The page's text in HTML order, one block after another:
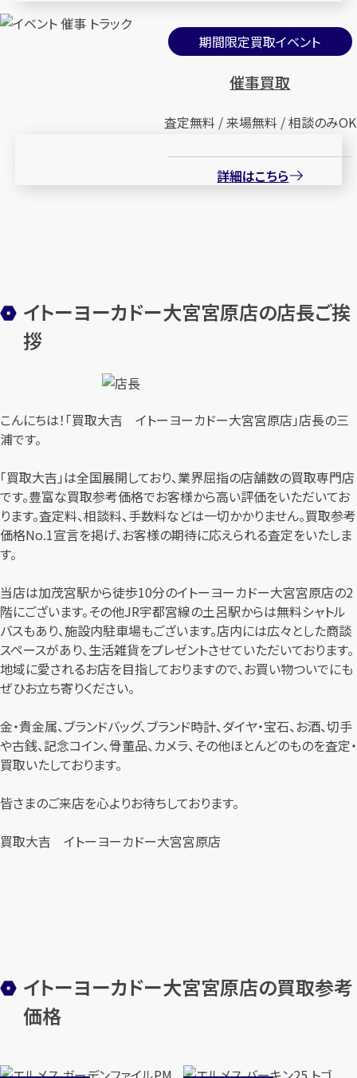
期間限定買取イベント
催事買取
査定無料 / 来場無料 / 相談のみOK
詳細はこちら
イトーヨーカドー大宮宮原店の店長ご挨
拶
こんにちは！「買取大吉 イトーヨーカドー大宮宮原店」店長の三
浦です。
「買取大吉」は全国展開しており、業界屈指の店舗数の買取専門店
です。豊富な買取参考価格でお客様から高い評価をいただいてお
ります。査定料、相談料、手数料などは一切かかりません。買取参考
価格No.1宣言を掲げ、お客様の期待に応えられる査定をいたしま
す。
当店は加茂宮駅から徒歩10分のイトーヨーカドー大宮宮原店の2
階にございます。その他JR宇都宮線の土呂駅からは無料シャトル
バスもあり、施設内駐車場もございます。店内には広々とした商談
スペースがあり、生活雑貨をプレゼントさせていただいております。
地域に愛されるお店を目指しておりますので、お買い物ついでにも
ぜひお立ち寄りください。
金・貴金属、ブランドバッグ、ブランド時計、ダイヤ・宝石、お酒、切手
や古銭、記念コイン、骨董品、カメラ、その他ほとんどのものを査定・
買取いたしております。
皆さまのご来店を心よりお待ちしております。
買取大吉 イトーヨーカドー大宮宮原店
イトーヨーカドー大宮宮原店の買取参考
価格